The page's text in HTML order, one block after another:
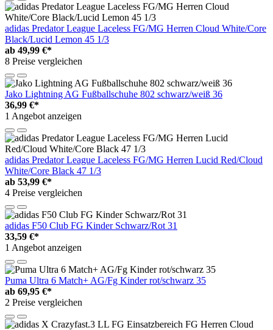
adidas Predator League Laceless FG/MG Herren Cloud White/Core
Black/Lucid Lemon 45 1/3
ab 49,99 €*
8 Preise vergleichen
Jako Lightning AG Fußballschuhe 802 schwarz/weiß 36
36,99 €*
1 Angebot anzeigen
adidas Predator League Laceless FG/MG Herren Lucid Red/Cloud
White/Core Black 47 1/3
ab 53,99 €*
4 Preise vergleichen
adidas F50 Club FG Kinder Schwarz/Rot 31
33,59 €*
1 Angebot anzeigen
Puma Ultra 6 Match+ AG/Fg Kinder rot/schwarz 35
ab 69,95 €*
2 Preise vergleichen